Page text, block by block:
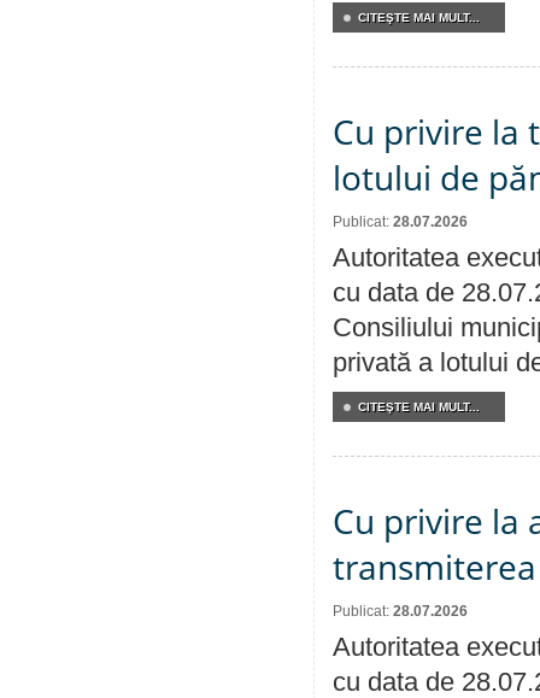
CITEŞTE MAI MULT...
Cu privire la
lotului de
Publicat: 28.07.2026
Autoritatea
cu data de
Consiliului
privată a lotului
CITEŞTE MAI MULT...
Cu privire la
Publicat: 28.07.2026
Autoritatea
cu data de